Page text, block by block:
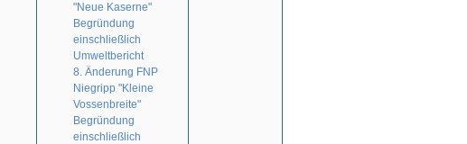
"Neue Kaserne"
Begründung
einschließlich
Umweltbericht
8. Änderung FNP
Niegripp "Kleine
Vossenbreite"
Begründung
einschließlich